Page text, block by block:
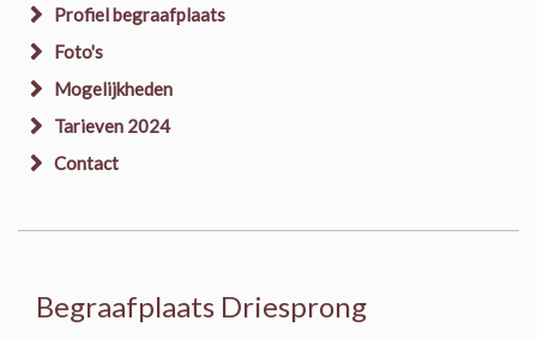
Profiel begraafplaats
Foto's
Mogelijkheden
Tarieven 2024
Contact
Begraafplaats Driesprong